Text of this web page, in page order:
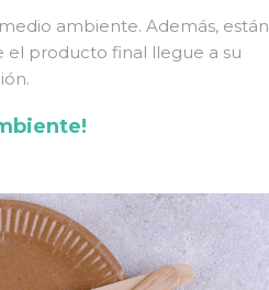
ambiente. Además, están
el producto final llegue a su